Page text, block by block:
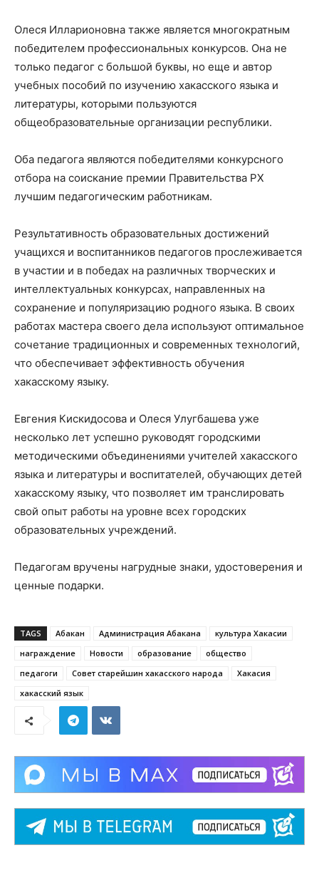
Олеся Илларионовна также является многократным
победителем профессиональных конкурсов. Она не
только педагог с большой буквы, но еще и автор
учебных пособий по изучению хакасского языка и
литературы, которыми пользуются
общеобразовательные организации республики.
Оба педагога являются победителями конкурсного
отбора на соискание премии Правительства РХ
лучшим педагогическим работникам.
Результативность образовательных достижений
учащихся и воспитанников педагогов прослеживается
в участии и в победах на различных творческих и
интеллектуальных конкурсах, направленных на
сохранение и популяризацию родного языка. В своих
работах мастера своего дела используют оптимальное
сочетание традиционных и современных технологий,
что обеспечивает эффективность обучения
хакасскому языку.
Евгения Кискидосова и Олеся Улугбашева уже
несколько лет успешно руководят городскими
методическими объединениями учителей хакасского
языка и литературы и воспитателей, обучающих детей
хакасскому языку, что позволяет им транслировать
свой опыт работы на уровне всех городских
образовательных учреждений.
Педагогам вручены нагрудные знаки, удостоверения и
ценные подарки.
TAGS Абакан Администрация Абакана
культура Хакасии
награждение
Новости образование
общество
педагоги
Совет старейшин хакасского народа
Хакасия
хакасский язык